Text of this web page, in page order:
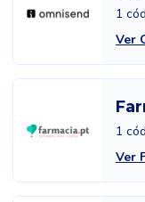
1
Ver
1
Ver